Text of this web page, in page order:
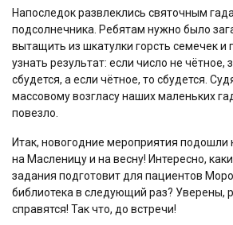
Напоследок развлеклись святочным
подсолнечника. Ребятам нужно было
вытащить из шкатулки горсть семечек и
узнать результат: если число не чётное,
сбудется, а если чётное, то сбудется.
массовому возгласу наших маленьких
повезло.
Итак, новогодние мероприятия
на Масленицу и на весну! Интересно,
задания подготовит для пациентов
библиотека в следующий раз? Уверены,
справятся! Так что, до встречи!